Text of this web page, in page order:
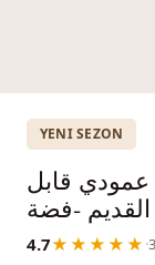
YENI SEZON
قابل
-فضة
4.7★★★★★ ·